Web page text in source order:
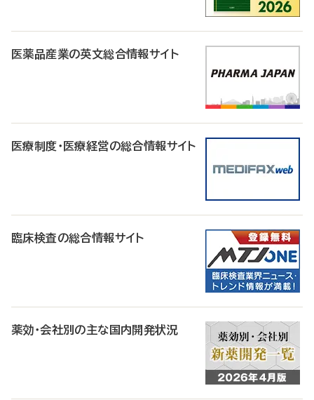
医薬品産業の英文総合情報サイト
医療制度・医療経営の総合情報サイト
臨床検査の総合情報サイト
薬効・会社別の主な国内開発状況